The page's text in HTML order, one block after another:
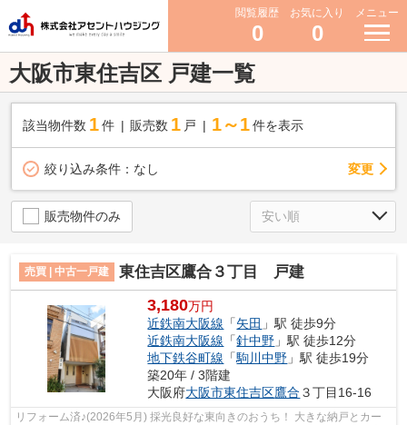
閲覧履歴
0
お気に入り
0
メニュー
大阪市東住吉区 戸建一覧
該当物件数 1件 販売数 1 戸 1～1 件を表示
絞り込み条件： なし 変更
販売物件のみ
売買 | 中古一戸建 東住吉区鷹合３丁目 戸建
3,180万円
近鉄南大阪線 「矢田 」駅 徒歩9分
近鉄南大阪線 「針中野 」駅 徒歩12分
地下鉄谷町線 「駒川中野 」駅 徒歩19分
築20年 / 3階建
大阪府大阪市東住吉区鷹合 ３丁目16-16
リフォーム済♪(2026年5月) 採光良好な東向きのおうち！ 大きな納戸とカー